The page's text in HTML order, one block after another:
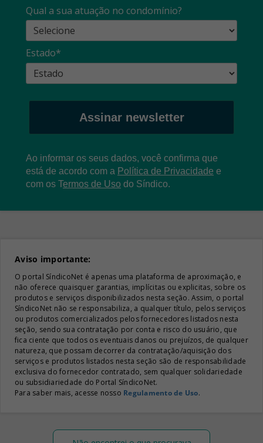
Qual a sua atuação no condomínio?
Estado*
Assinar newsletter
Ao informar os seus dados, você confirma que
está de acordo com a Política de Privacidade e
com os Termos de Uso do Síndico.
Aviso importante:
O portal SíndicoNet é apenas uma plataforma de aproximação, e
não oferece quaisquer garantias, implícitas ou explicitas, sobre os
produtos e serviços disponibilizados nesta seção. Assim, o portal
SíndicoNet não se responsabiliza, a qualquer título, pelos serviços
ou produtos comercializados pelos fornecedores listados nesta
seção, sendo sua contratação por conta e risco do usuário, que
fica ciente que todos os eventuais danos ou prejuízos, de qualquer
natureza, que possam decorrer da contratação/aquisição dos
serviços e produtos listados nesta seção são de responsabilidade
exclusiva do fornecedor contratado, sem qualquer solidariedade
ou subsidiariedade do Portal SíndicoNet.
Para saber mais, acesse nosso Regulamento de Uso.